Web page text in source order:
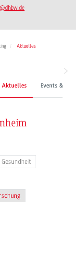
@dhbw.de
Aktuelles
Aktuelles Events &
Gesundheit